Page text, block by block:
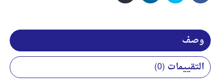
وصف
التقييمات (0)